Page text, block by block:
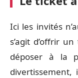
Ici les invités
s’agit d’offrir
déposer à la